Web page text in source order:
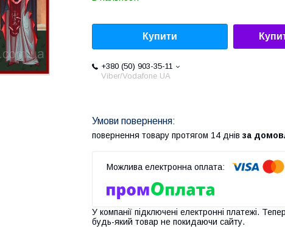
Купити
+380 (50) 903-35-11
Viber/Vodafone UA
повернення товару протягом 14 днів за
У компанії підключені електронні платежі.
будь-який товар не покидаючи сайту.